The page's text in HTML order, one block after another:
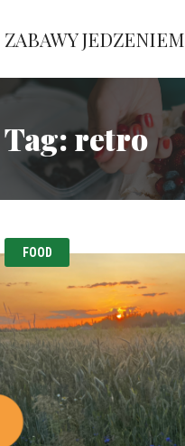
ZABAWY JEDZENIEM
Nawrockiej
Tag:retro
FOOD